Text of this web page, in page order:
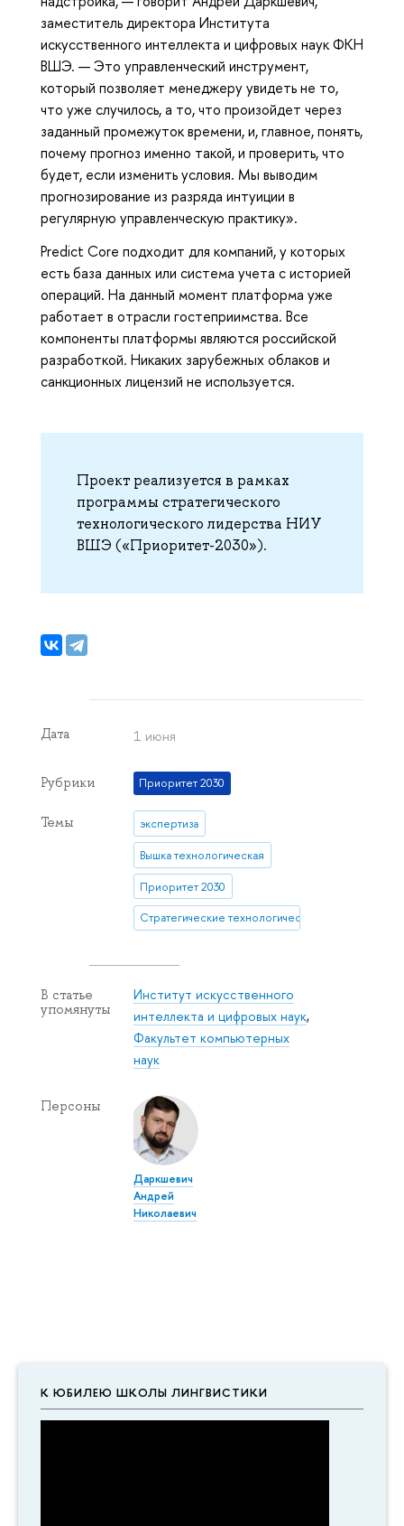
К ЮБИЛЕЮ ШКОЛЫ ЛИНГВИСТИКИ
заместитель директора Института
искусственного интеллекта и цифровых наук ФКН
ВШЭ. — Это управленческий инструмент,
который позволяет менеджеру увидеть не то,
что уже случилось, а то, что произойдет через
заданный промежуток времени, и, главное, понять,
почему прогноз именно такой, и проверить, что
будет, если изменить условия. Мы выводим
прогнозирование из разряда интуиции в
регулярную управленческую практику».
Predict Core подходит для компаний, у которых
есть база данных или система учета с историей
операций. На данный момент платформа уже
работает в отрасли гостеприимства. Все
компоненты платформы являются российской
разработкой. Никаких зарубежных облаков и
санкционных лицензий не используется.
Проект реализуется в рамках
программы стратегического
технологического лидерства НИУ
ВШЭ («Приоритет-2030»).
Дата 1 июня
Рубрики Приоритет 2030
Темы экспертиза
Вышка технологическая
Приоритет 2030
Стратегические технологические проекты
В статье
упомянуты
Институт искусственного
интеллекта и цифровых наук,
Факультет компьютерных
наук
Персоны
Даркшевич
Андрей
Николаевич